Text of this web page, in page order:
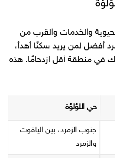
والخدمات والقرب من
أفضل لمن يريد سكنًا أهدأ،
في منطقة أقل ازدحامًا. هذه
حي اللؤلؤة
جنوب الزمرد، بين الياقوت
والزمرد